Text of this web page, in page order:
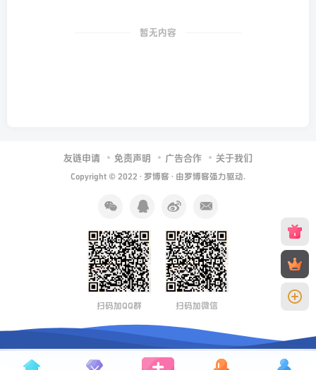
暂无内容
友链申请 免责声明 广告合作 关于我们
Copyright © 2022 · 罗博客 · 由罗博客强力驱动.
扫码加QQ群 扫码加微信